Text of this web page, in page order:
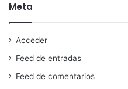
Meta
Acceder
Feed de entradas
Feed de comentarios